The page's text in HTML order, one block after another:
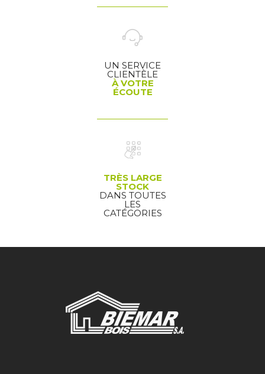
UN SERVICE
CLIENTÈLE
À VOTRE
ÉCOUTE
TRÈS LARGE
STOCK
DANS TOUTES
LES
CATÉGORIES